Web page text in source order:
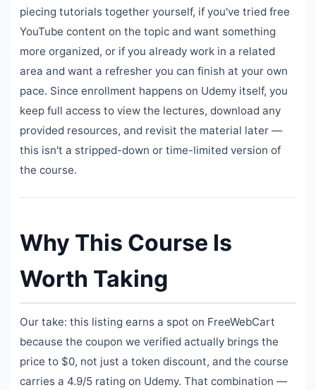
piecing tutorials together yourself, if you've tried free
YouTube content on the topic and want something
more organized, or if you already work in a related
area and want a refresher you can finish at your own
pace. Since enrollment happens on Udemy itself, you
keep full access to view the lectures, download any
provided resources, and revisit the material later —
this isn't a stripped-down or time-limited version of
the course.
Why This Course Is
Worth Taking
Our take: this listing earns a spot on FreeWebCart
because the coupon we verified actually brings the
price to $0, not just a token discount, and the course
carries a 4.9/5 rating on Udemy. That combination —